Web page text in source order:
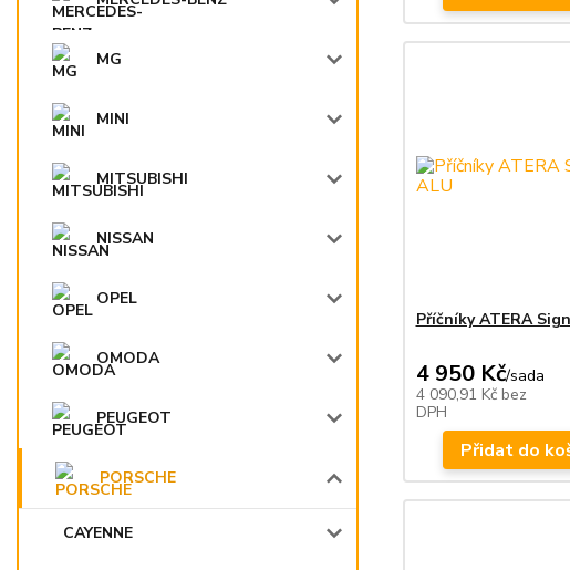
MG
MINI
MITSUBISHI
NISSAN
OPEL
OMODA
PEUGEOT
PORSCHE
CAYENNE
Příčníky ATERA
4 950 Kč/sada
4 090,91 Kč bez
DPH
Přidat do